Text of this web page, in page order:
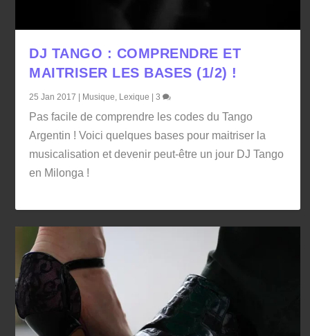
DJ TANGO : COMPRENDRE ET
MAITRISER LES BASES (1/2) !
25 Jan 2017 | Musique, Lexique |3
Pas facile de comprendre les codes du Tango
Argentin ! Voici quelques bases pour maitriser la
musicalisation et devenir peut-être un jour DJ Tango
en Milonga !